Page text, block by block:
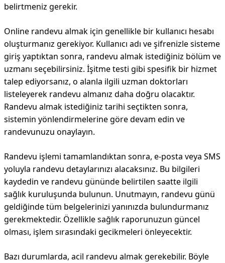
belirtmeniz gerekir.
Online randevu almak için genellikle bir kullanıcı hesabı
oluşturmanız gerekiyor. Kullanıcı adı ve şifrenizle sisteme
giriş yaptıktan sonra, randevu almak istediğiniz bölüm ve
uzmanı seçebilirsiniz. İşitme testi gibi spesifik bir hizmet
talep ediyorsanız, o alanla ilgili uzman doktorları
listeleyerek randevu almanız daha doğru olacaktır.
Randevu almak istediğiniz tarihi seçtikten sonra,
sistemin yönlendirmelerine göre devam edin ve
randevunuzu onaylayın.
Randevu işlemi tamamlandıktan sonra, e-posta veya SMS
yoluyla randevu detaylarınızı alacaksınız. Bu bilgileri
kaydedin ve randevu gününde belirtilen saatte ilgili
sağlık kuruluşunda bulunun. Unutmayın, randevu günü
geldiğinde tüm belgelerinizi yanınızda bulundurmanız
gerekmektedir. Özellikle sağlık raporunuzun güncel
olması, işlem sırasındaki gecikmeleri önleyecektir.
Bazı durumlarda, acil randevu almak gerekebilir. Böyle